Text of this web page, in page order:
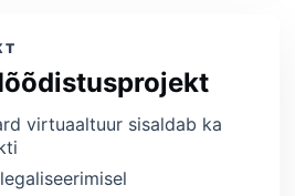
virtuaaltuur sisaldab ka